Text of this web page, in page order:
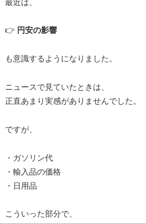
最近は、
👉 円安の影響
も意識するようになりました。
ニュースで見ていたときは、
正直あまり実感がありませんでした。
ですが、
・ガソリン代
・輸入品の価格
・日用品
こういった部分で、